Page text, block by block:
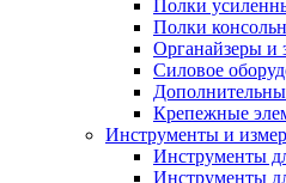
Полки
Полки
Органайзеры и
Силовое
Крепежные
Инструменты и
Инструменты
Инструменты